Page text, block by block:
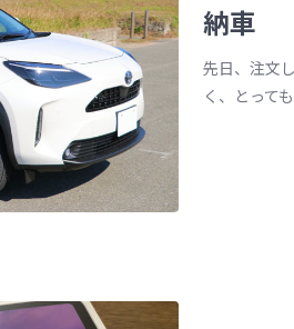
納車
先日、注文
く、とって